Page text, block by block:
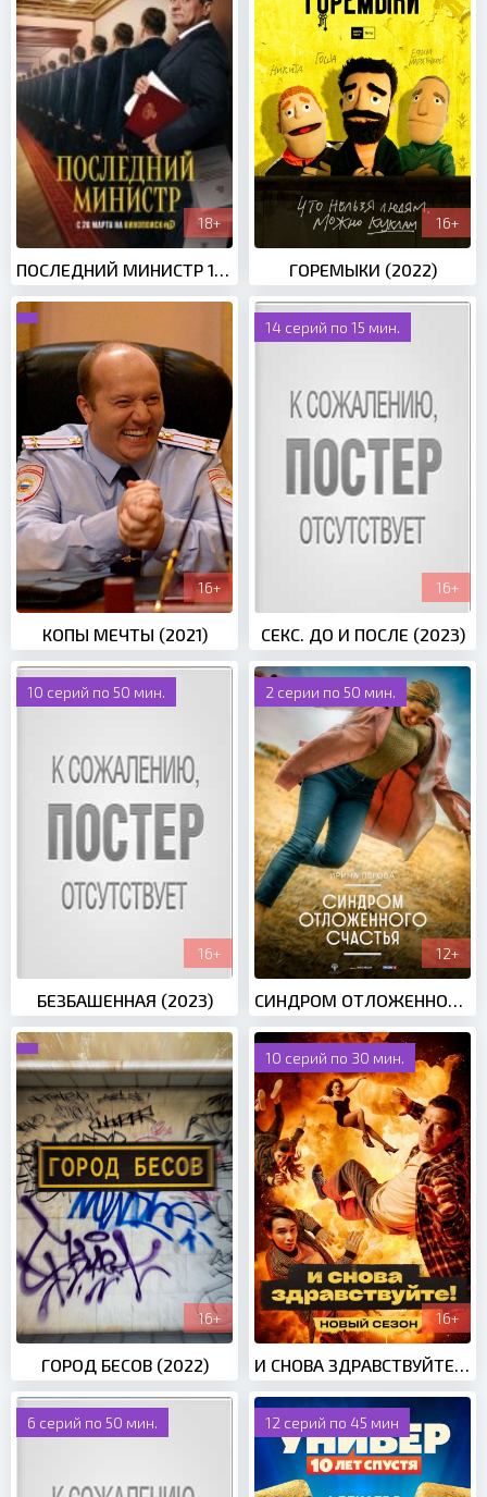
18+ 16+
ГОРЕМЫКИ (2022)
16+
КОПЫ МЕЧТЫ (2021)
14 серий по 15 мин.
16+
СЕКС. ДО И ПОСЛЕ (2023)
10 серий по 50 мин.
16+
БЕЗБАШЕННАЯ (2023)
2 серии по 50 мин.
12+
СИНДРОМ ОТЛОЖЕННОГО СЧАСТЬЯ (2022)
16+
ГОРОД БЕСОВ (2022)
10 серий по 30 мин.
16+
И СНОВА ЗДРАВСТВУЙТЕ! 2 СЕЗОН (2023)
6 серий по 50 мин. 12 серий по 45 мин